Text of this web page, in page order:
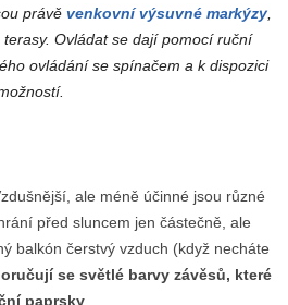
právě venkovní výsuvné markýzy
Ovládat se dají pomocí ruční
ovládání se spínačem a k dispozici
ale méně účinné jsou různé
před sluncem jen částečně, ale
balkón čerstvý vzduch (když necháte
se světlé barvy závěsů, které
paprsky